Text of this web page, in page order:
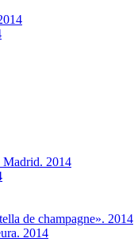
Madrid. 2014
de champagne». 2014
2014